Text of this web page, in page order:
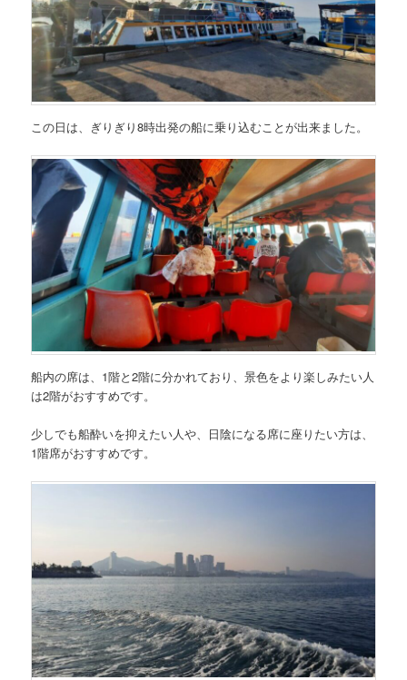
この日は、ぎりぎり8時出発の船に乗り込むことが出来ました。
船内の席は、1階と2階に分かれており、景色をより楽しみたい人
は2階がおすすめです。
少しでも船酔いを抑えたい人や、日陰になる席に座りたい方は、
1階席がおすすめです。